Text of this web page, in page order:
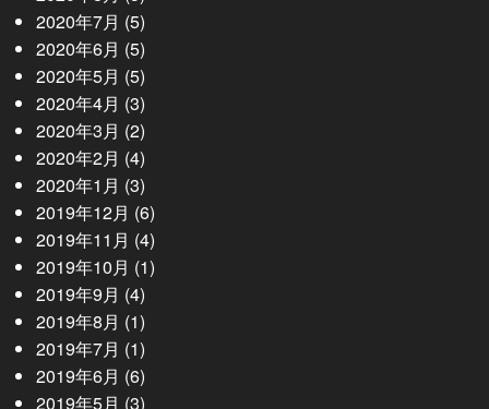
2020年7月 (5)
2020年6月 (5)
2020年5月 (5)
2020年4月 (3)
2020年3月 (2)
2020年2月 (4)
2020年1月 (3)
2019年12月 (6)
2019年11月 (4)
2019年10月 (1)
2019年9月 (4)
2019年8月 (1)
2019年7月 (1)
2019年6月 (6)
2019年5月 (3)